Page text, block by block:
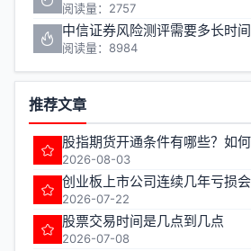
阅读量：2757
中信证券风险测评需要多长时间
阅读量：8984
推荐文章
2026-08-03
2026-07-22
股票交易时间是几点到几点
2026-07-08